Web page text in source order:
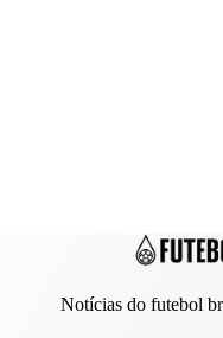
Notícias do futebol